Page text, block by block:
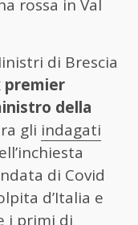
rossa in Val
di Brescia
premier
della
gli indagati
di Covid
d’Italia e
i primi di